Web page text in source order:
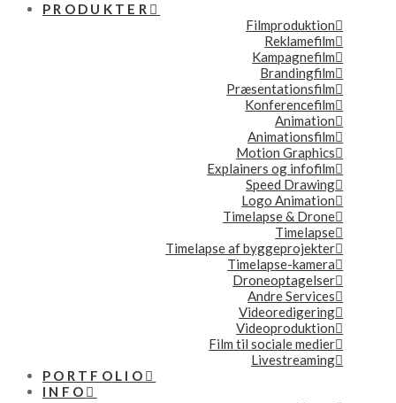
PRODUKTER
Filmproduktion
Reklamefilm
Kampagnefilm
Brandingfilm
Præsentationsfilm
Konferencefilm
Animation
Animationsfilm
Motion Graphics
Explainers og infofilm
Speed Drawing
Logo Animation
Timelapse & Drone
Timelapse
Timelapse af byggeprojekter
Timelapse-kamera
Droneoptagelser
Andre Services
Videoredigering
Videoproduktion
Film til sociale medier
Livestreaming
PORTFOLIO
INFO